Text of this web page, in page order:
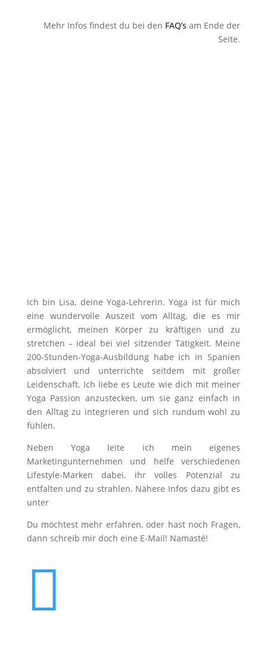
Mehr Infos findest du bei den FAQ’s am Ende der
Seite.
Ich bin Lisa, deine Yoga-Lehrerin. Yoga ist für mich
eine wundervolle Auszeit vom Alltag, die es mir
ermöglicht, meinen Körper zu kräftigen und zu
stretchen – ideal bei viel sitzender Tätigkeit. Meine
200-Stunden-Yoga-Ausbildung habe ich in Spanien
absolviert und unterrichte seitdem mit großer
Leidenschaft. Ich liebe es Leute wie dich mit meiner
Yoga Passion anzustecken, um sie ganz einfach in
den Alltag zu integrieren und sich rundum wohl zu
fühlen.
Neben Yoga leite ich mein eigenes
Marketingunternehmen und helfe verschiedenen
Lifestyle-Marken dabei, ihr volles Potenzial zu
entfalten und zu strahlen. Nähere Infos dazu gibt es
unter
Du möchtest mehr erfahren, oder hast noch Fragen,
dann schreib mir doch eine E-Mail! Namasté!
